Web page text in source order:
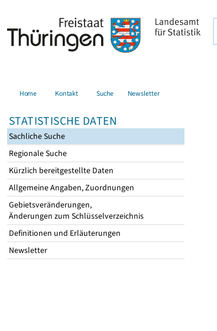
Home Kontakt Suche Newsletter
STATISTISCHE DATEN
Sachliche Suche
Regionale Suche
Kürzlich bereitgestellte Daten
Allgemeine Angaben, Zuordnungen
Gebietsveränderungen,
Änderungen zum Schlüsselverzeichnis
Definitionen und Erläuterungen
Newsletter